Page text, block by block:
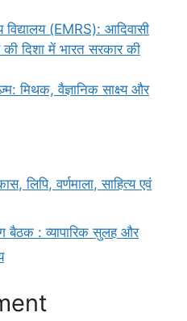
(EMRS): आदिवासी
दिशा में भारत सरकार की
मिथक, वैज्ञानिक साक्ष्य और
लिपि, वर्णमाला, साहित्य एवं
बैठक : व्यापारिक सुलह और